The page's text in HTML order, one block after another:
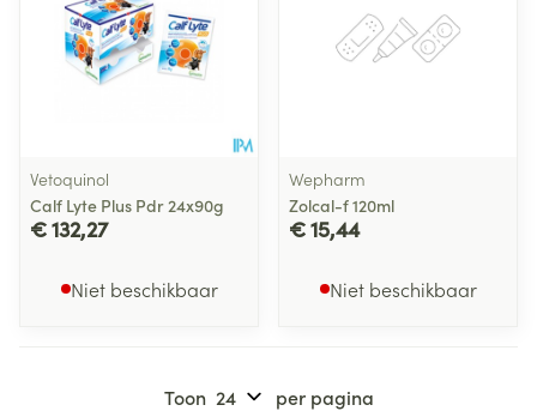
Vetoquinol
Calf Lyte Plus Pdr 24x90g
€ 132,27
Niet beschikbaar
Wepharm
Zolcal-f 120ml
€ 15,44
Niet beschikbaar
Toon per pagina